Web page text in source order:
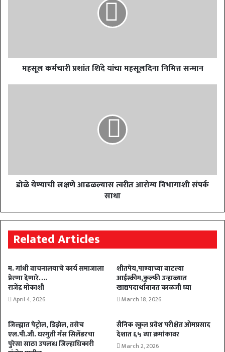
महसूल कर्मचारी प्रशांत शिंदे यांचा महसूलदिना निमित्त सन्मान
डोळे येण्याची लक्षणे आढळल्यास त्वरीत आरोग्य विभागाशी संपर्क
साधा
Related Articles
म. गांधी वाचनालयाचे कार्य समाजाला
प्रेरणा देणारे….
राजेंद्र मोकाशी
April 4, 2026
शीतपेय,पाण्याच्या बाटल्या
आईस्क्रीम,कुल्फी उन्हाळ्यात
खाद्यपदार्थाबाबत काळजी घ्या
March 18, 2026
जिल्ह्यात पेट्रोल, डिझेल, तसेच
एल.पी.जी. घरगुती गॅस सिलेंडरचा
पुरेसा साठा उपलब्ध जिल्हाधिकारी
सैनिक स्कूल प्रवेश परीक्षेत ओमप्रसाद
देशात ६५ व्या क्रमांकावर
March 2, 2026